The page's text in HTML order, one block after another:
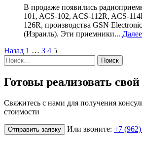
В продаже появились
101, ACS-102, ACS-112R, ACS-
126R, производства GSN
(Израиль). Эти приемники... Далее
Назад 1 … 3 4 5
Найти:
Готовы реализовать
Свяжитесь с нами для получения
стоимости
Отправить заявку Или звоните: +7